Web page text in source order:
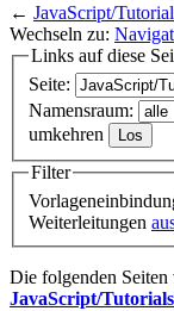
← JavaScript/
Wechseln zu:
Links auf diese
Seite:
Namensraum:
umkehren
Filter
Weiterleitungen
Die folgenden
JavaScript/